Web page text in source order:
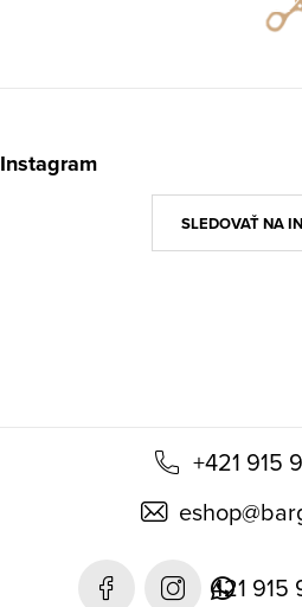
á
+421 915
eshop@
421 915
Instagram
SLEDOVAŤ NA